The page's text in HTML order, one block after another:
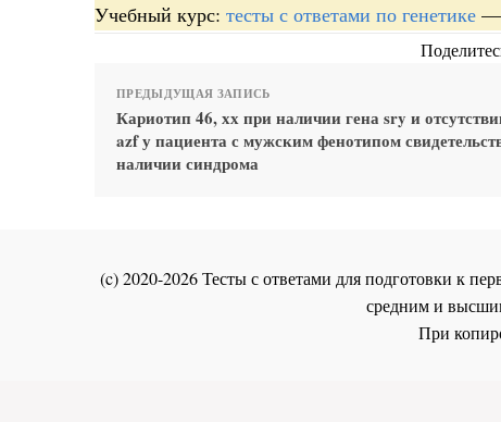
Учебный курс: тесты с ответами по генетике —
ПРЕДЫДУЩАЯ ЗАПИСЬ
Кариотип 46, хх при наличии гена sry и
azf у пациента с мужским фенотипом
наличии синдрома
(c) 2020-2026 Тесты с ответами для подготовки к
средним и
При